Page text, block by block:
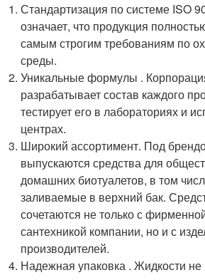
Стандартизация по системе ISO
означает, что продукция
самым строгим требованиям по
среды.
Уникальные формулы .
разрабатывает состав каждого
тестирует его в лабораториях и
центрах.
Широкий ассортимент. Под
выпускаются средства для
домашних биотуалетов, в том
заливаемые в верхний бак.
сочетаются не только с
сантехникой компании, но и с
производителей.
Надежная упаковка . Жидкости не